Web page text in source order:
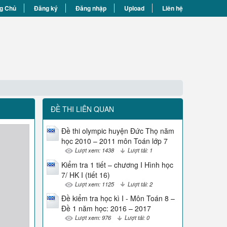
Chủ Đăng ký Đăng nhập Upload Liên hệ
ĐỀ THI LIÊN QUAN
Đề thi olympic huyện Đức Thọ năm
học 2010 – 2011 môn Toán lớp 7
Lượt xem: 1438 Lượt tải: 1
Kiểm tra 1 tiết – chương I Hình học
7/ HK I (tiết 16)
Lượt xem: 1125 Lượt tải: 2
Đề kiểm tra học kì I - Môn Toán 8 –
Đề 1 năm học: 2016 – 2017
Lượt xem: 976 Lượt tải: 0